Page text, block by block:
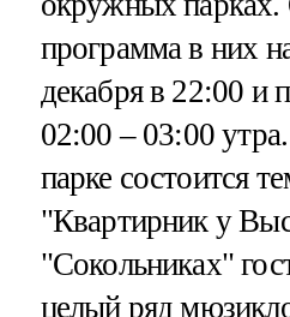
программа в них
декабря в 22:00 и
02:00 – 03:00
парке состоится
"Квартирник у
"Сокольниках"
целый ряд